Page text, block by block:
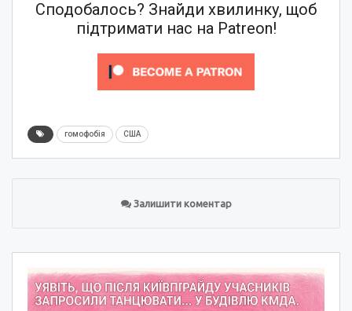
Сподобалось? Знайди хвилинку, щоб
підтримати нас на Patreon!
гомофобія США
Залишити коментар